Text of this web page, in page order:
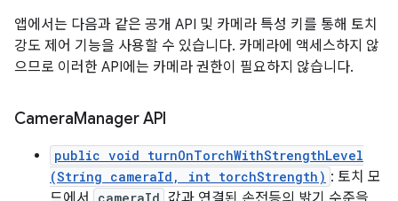
앱에서는 다음과 같은 공개 API 및 카메라 특성 키를 통해 토치
강도 제어 기능을 사용할 수 있습니다. 카메라에 액세스하지 않
으므로 이러한 API에는 카메라 권한이 필요하지 않습니다.
CameraManager API
public void turnOnTorchWithStrengthLevel
(String cameraId, int torchStrength) : 토치 모